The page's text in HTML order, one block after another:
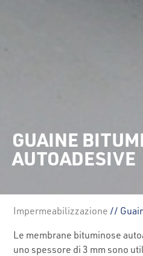
GUAINE
AUTOADESIVE
Impermeabilizzazione //
Le membrane bituminose
uno spessore di 3 mm sono